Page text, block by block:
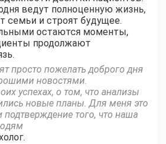
ведут полноценную жизнь,
семьи и строят будущее.
остаются моменты,
продолжают
просто пожелать доброго дня
новостями.
успехах, о том, что анализы
новые планы. Для меня это
подтверждение того, что наша